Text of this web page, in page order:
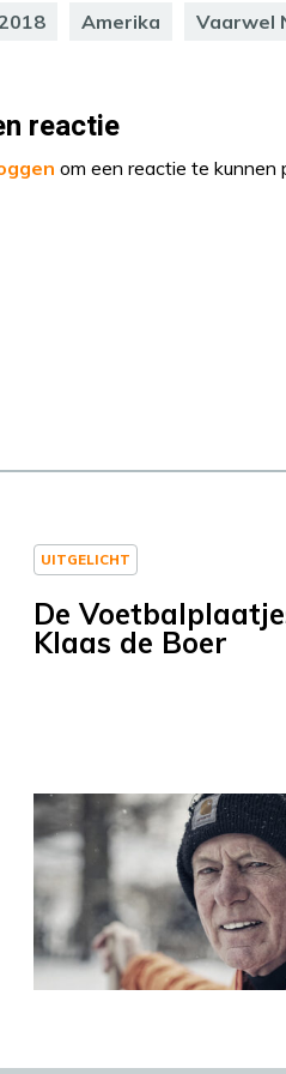
Amerika Vaarwel
reactie
om een reactie te kunnen
UITGELICHT
De
Klaas de Boer